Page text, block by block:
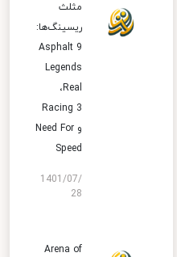
مثلث
ریسینگ‌ها:
Asphalt 9
Legends
،Real
Racing 3
و Need For
Speed
1401/07/
28
Arena of